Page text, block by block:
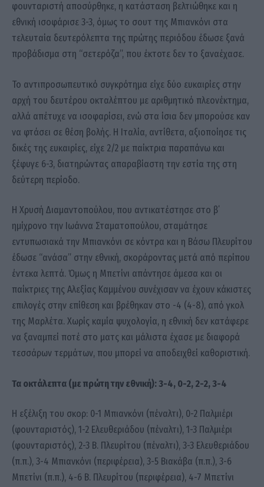
φουνταριστή αποσύρθηκε, η κατάσταση βελτιώθηκε και η
εθνική ισοφάρισε 3-3, όμως το σουτ της Μπιανκόνι στα
τελευταία δευτερόλεπτα της πρώτης περιόδου έδωσε ξανά
προβάδισμα στη “σετερόζα”, που έκτοτε δεν το ξαναέχασε.
Το αντιπροσωπευτικό συγκρότημα είχε δύο ευκαιρίες στην
αρχή του δευτέρου οκταλέπτου με αριθμητικό πλεονέκτημα,
αλλά απέτυχε να ισοφαρίσει, ενώ στα ίσια δεν μπορούσε καν
να φτάσει σε θέση βολής. Η Ιταλία, αντίθετα, αξιοποίησε τις
δικές της ευκαιρίες, είχε 2/2 με παίκτρια παραπάνω και
ξέφυγε 6-3, διατηρώντας απαραβίαστη την εστία της στη
δεύτερη περίοδο.
Η Χρυσή Διαμαντοπούλου, που αντικατέστησε στο β΄
ημίχρονο την Ιωάννα Σταματοπούλου, σταμάτησε
εντυπωσιακά την Μπιανκόνι σε κόντρα και η Βάσω Πλευρίτου
έδωσε “ανάσα” στην εθνική, σκοράροντας μετά από περίπου
έντεκα λεπτά. Όμως η Μπετίνι απάντησε άμεσα και οι
παίκτριες της Αλεξίας Καμμένου συνέχισαν να έχουν κάκιστες
επιλογές στην επίθεση και βρέθηκαν στο -4 (4-8), από γκολ
της Μαρλέτα. Χωρίς καμία ψυχολογία, η εθνική δεν κατάφερε
να ξαναμπεί ποτέ στο ματς και μάλιστα έχασε με διαφορά
τεσσάρων τερμάτων, που μπορεί να αποδειχθεί καθοριστική.
Τα οκτάλεπτα (με πρώτη την εθνική): 3-4, 0-2, 2-2, 3-4
Η εξέλιξη του σκορ: 0-1 Μπιανκόνι (πέναλτι), 0-2 Παλμιέρι
(φουνταριστός), 1-2 Ελευθεριάδου (πέναλτι), 1-3 Παλμιέρι
(φουνταριστός), 2-3 Β. Πλευρίτου (πέναλτι), 3-3 Ελευθεριάδου
(π.π.), 3-4 Μπιανκόνι (περιφέρεια), 3-5 Βιακάβα (π.π.), 3-6
Μπετίνι (π.π.), 4-6 Β. Πλευρίτου (περιφέρεια), 4-7 Μπετίνι